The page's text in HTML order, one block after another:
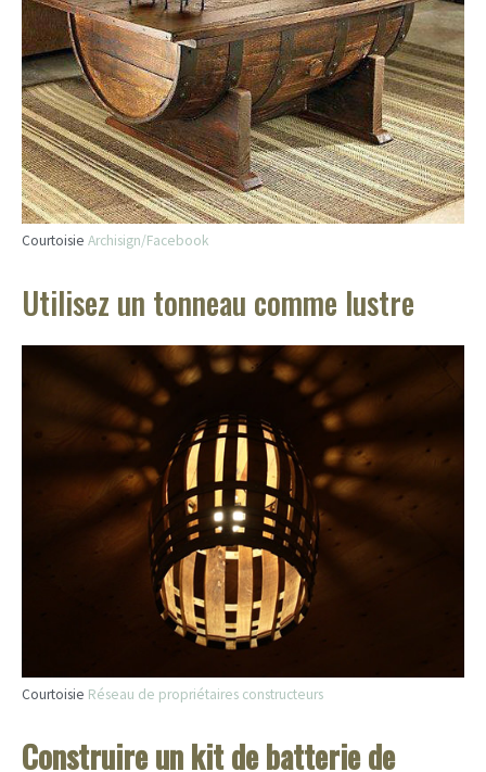
Courtoisie Archisign/Facebook
Utilisez un tonneau comme lustre
Courtoisie Réseau de propriétaires constructeurs
Construire un kit de batterie de